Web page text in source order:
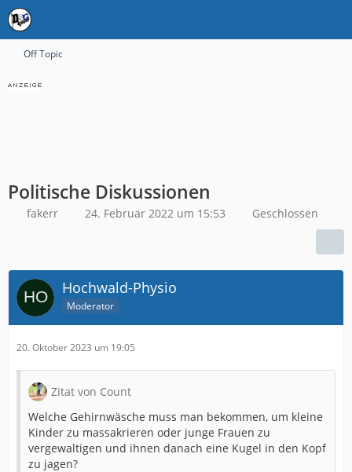
Off Topic
Politische Diskussionen
fakerr 24. Februar 2022 um 15:53 Geschlossen
Hochwald-Physio
Moderator
20. Oktober 2023 um 19:05
Zitat von Count
Welche Gehirnwäsche muss man bekommen, um kleine
Kinder zu massakrieren oder junge Frauen zu
vergewaltigen und ihnen danach eine Kugel in den Kopf
zu jagen?